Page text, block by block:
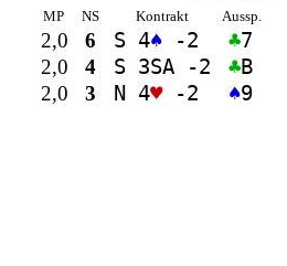
MP NS Kontrakt Aussp.
2,0 6 S 4♠-2 ♣7
2,0
4 S 3SA-2 ♣B
2,0
3 N 4♥-2 ♠9